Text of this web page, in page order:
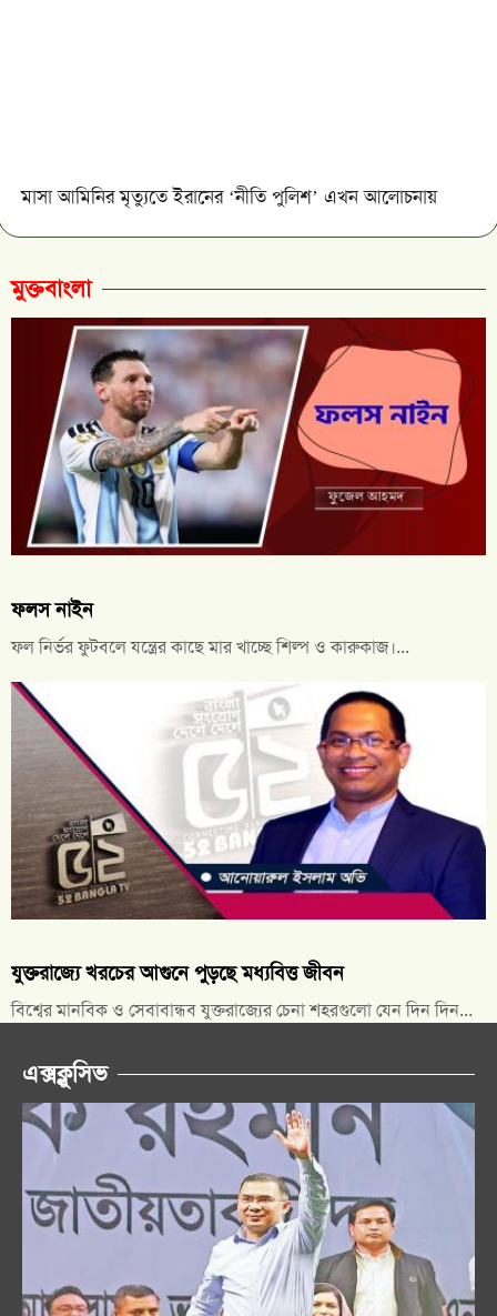
মাসা আমিনির মৃত্যুতে ইরানের ‘নীতি পুলিশ’ এখন আলোচনায়
মুক্তবাংলা
ফলস নাইন
ফল নির্ভর ফুটবলে যন্ত্রের কাছে মার খাচ্ছে শিল্প ও কারুকাজ।...
যুক্তরাজ্যে খরচের আগুনে পুড়ছে মধ্যবিত্ত জীবন
বিশ্বের মানবিক ও সেবাবান্ধব যুক্তরাজ্যের চেনা শহরগুলো যেন দিন দিন...
এক্সক্লুসিভ